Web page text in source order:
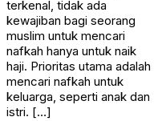
terkenal, tidak ada
kewajiban bagi seorang
muslim untuk mencari
nafkah hanya untuk naik
haji. Prioritas utama adalah
mencari nafkah untuk
keluarga, seperti anak dan
istri. […]